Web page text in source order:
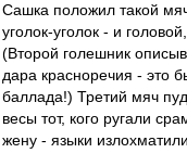
Сашка положил такой
уголок-уголок - и
(Второй голешник
дара красноречия - это
баллада!) Третий мяч
весы тот, кого ругали
жену - языки